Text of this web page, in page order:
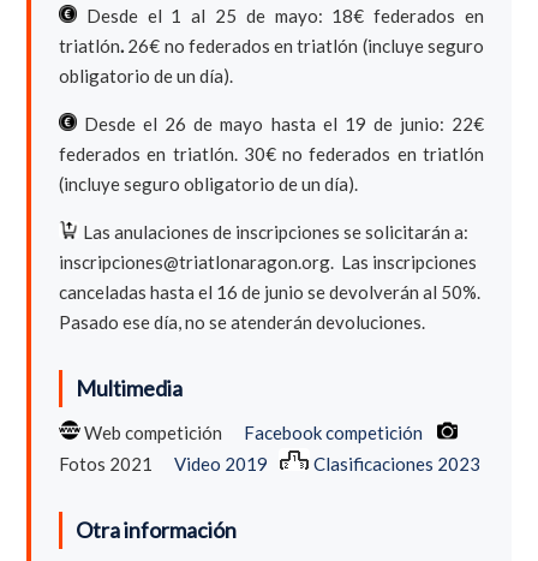
Desde el 1 al 25 de mayo: 18€ federados en
triatlón. 26€ no federados en triatlón (incluye seguro
obligatorio de un día).
Desde el 26 de mayo hasta el 19 de junio: 22€
federados en triatlón. 30€ no federados en triatlón
(incluye seguro obligatorio de un día).
Las anulaciones de inscripciones se solicitarán a:
inscripciones@triatlonaragon.org. Las inscripciones
canceladas hasta el 16 de junio se devolverán al 50%.
Pasado ese día, no se atenderán devoluciones.
Multimedia
Web competición
Facebook competición
Fotos 2021
Video 2019 Clasificaciones 2023
Otra información